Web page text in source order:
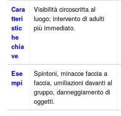
Cara
tteri
stic
he
chia
ve
Visibilità circoscritta al
luogo; intervento di adulti
più immediato.
Ese
mpi
Spintoni, minacce faccia a
faccia, umiliazioni davanti al
gruppo, danneggiamento di
oggetti.